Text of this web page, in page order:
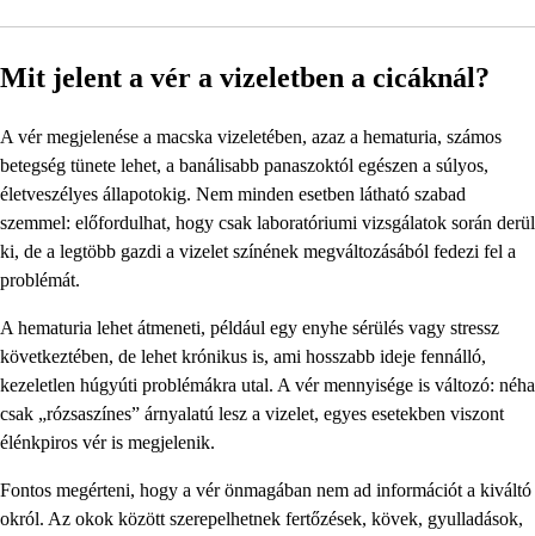
Mit jelent a vér a vizeletben a cicáknál?
A vér megjelenése a macska vizeletében, azaz a hematuria, számos
betegség tünete lehet, a banálisabb panaszoktól egészen a súlyos,
életveszélyes állapotokig. Nem minden esetben látható szabad
szemmel: előfordulhat, hogy csak laboratóriumi vizsgálatok során derül
ki, de a legtöbb gazdi a vizelet színének megváltozásából fedezi fel a
problémát.
A hematuria lehet átmeneti, például egy enyhe sérülés vagy stressz
következtében, de lehet krónikus is, ami hosszabb ideje fennálló,
kezeletlen húgyúti problémákra utal. A vér mennyisége is változó: néha
csak „rózsaszínes” árnyalatú lesz a vizelet, egyes esetekben viszont
élénkpiros vér is megjelenik.
Fontos megérteni, hogy a vér önmagában nem ad információt a kiváltó
okról. Az okok között szerepelhetnek fertőzések, kövek, gyulladások,